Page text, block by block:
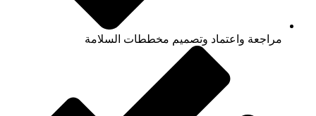
مراجعة واعتماد وتصميم مخططات السلامة